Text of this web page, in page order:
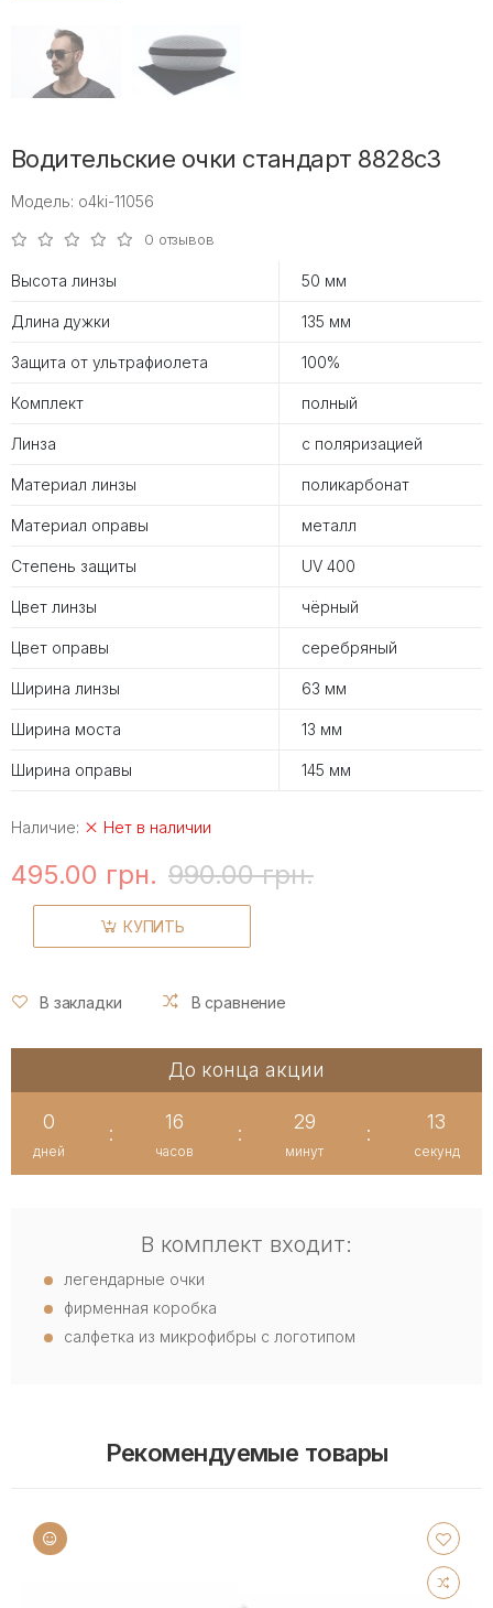
Водительские очки стандарт 8828c3
Модель: o4ki-11056
0 отзывов
Высота линзы 50 мм
Длина дужки 135 мм
Защита от ультрафиолета 100%
Комплект полный
Линза с поляризацией
Материал линзы поликарбонат
Материал оправы металл
Степень защиты UV 400
Цвет линзы чёрный
Цвет оправы серебряный
Ширина линзы 63 мм
Ширина моста 13 мм
Ширина оправы 145 мм
Наличие: Нет в наличии
495.00 грн. 990.00 грн.
КУПИТЬ
В закладки В сравнение
До конца акции
0
дней
:
16
часов
:
29
минут
:
12
секунд
В комплект входит:
легендарные очки
фирменная коробка
салфетка из микрофибры с логотипом
Рекомендуемые товары